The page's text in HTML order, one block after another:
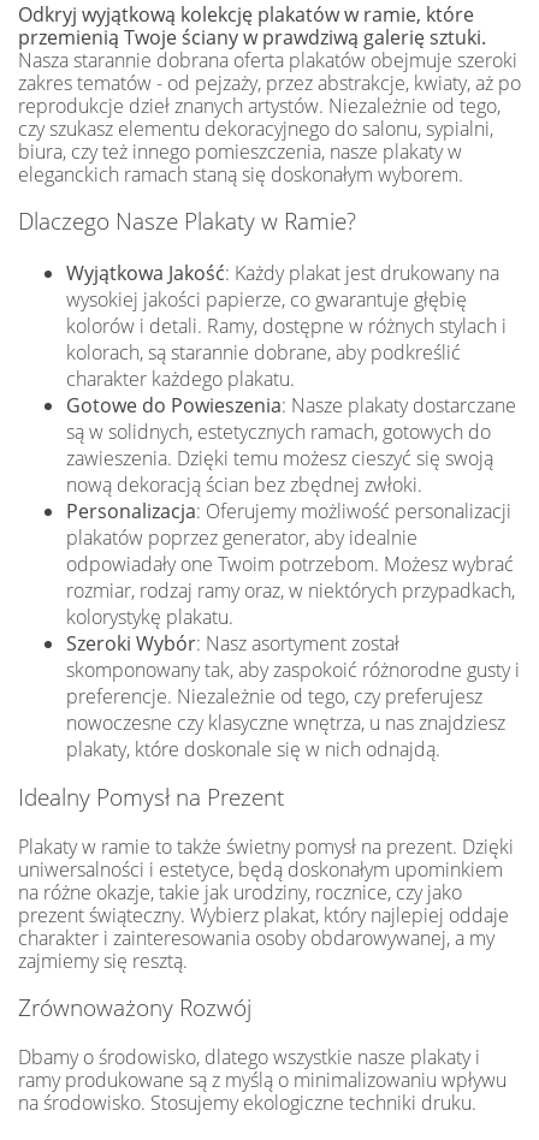
Odkryj wyjątkową kolekcję plakatów w ramie, które
przemienią Twoje ściany w prawdziwą galerię sztuki.
Nasza starannie dobrana oferta plakatów obejmuje szeroki
zakres tematów - od pejzaży, przez abstrakcje, kwiaty, aż po
reprodukcje dzieł znanych artystów. Niezależnie od tego,
czy szukasz elementu dekoracyjnego do salonu, sypialni,
biura, czy też innego pomieszczenia, nasze plakaty w
eleganckich ramach staną się doskonałym wyborem.
Dlaczego Nasze Plakaty w Ramie?
Wyjątkowa Jakość: Każdy plakat jest drukowany na
wysokiej jakości papierze, co gwarantuje głębię
kolorów i detali. Ramy, dostępne w różnych stylach i
kolorach, są starannie dobrane, aby podkreślić
charakter każdego plakatu.
Gotowe do Powieszenia: Nasze plakaty dostarczane
są w solidnych, estetycznych ramach, gotowych do
zawieszenia. Dzięki temu możesz cieszyć się swoją
nową dekoracją ścian bez zbędnej zwłoki.
Personalizacja: Oferujemy możliwość personalizacji
plakatów poprzez generator, aby idealnie
odpowiadały one Twoim potrzebom. Możesz wybrać
rozmiar, rodzaj ramy oraz, w niektórych przypadkach,
kolorystykę plakatu.
Szeroki Wybór: Nasz asortyment został
skomponowany tak, aby zaspokoić różnorodne gusty i
preferencje. Niezależnie od tego, czy preferujesz
nowoczesne czy klasyczne wnętrza, u nas znajdziesz
plakaty, które doskonale się w nich odnajdą.
Idealny Pomysł na Prezent
Plakaty w ramie to także świetny pomysł na prezent. Dzięki
uniwersalności i estetyce, będą doskonałym upominkiem
na różne okazje, takie jak urodziny, rocznice, czy jako
prezent świąteczny. Wybierz plakat, który najlepiej oddaje
charakter i zainteresowania osoby obdarowywanej, a my
zajmiemy się resztą.
Zrównoważony Rozwój
Dbamy o środowisko, dlatego wszystkie nasze plakaty i
ramy produkowane są z myślą o minimalizowaniu wpływu
na środowisko. Stosujemy ekologiczne techniki druku.